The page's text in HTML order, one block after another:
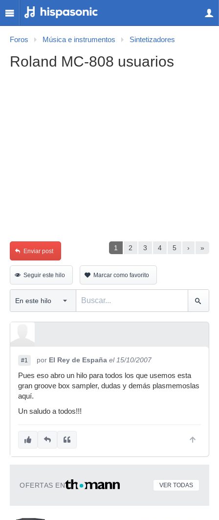
Foros Música e instrumentos Sintetizadores
Roland MC-808 usuarios
1 2 3 4 5 › »
Enviar post
Seguir este hilo Marcar como favorito
#1 por El Rey de España el 15/10/2007
Pues eso abro un hilo para todos los que usemos esta
gran groove box sampler, dudas y demás plasmemoslas
aquí.
Un saludo a todos!!!
OFERTAS EN VER TODAS